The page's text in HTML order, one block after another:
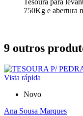
Tesoura para
750Kg e abertura
9 outros
Vista rápida
Novo
Ana Sousa Marques